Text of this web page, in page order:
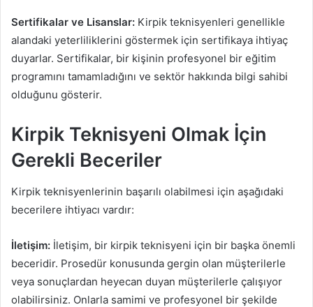
Sertifikalar ve Lisanslar: Kirpik teknisyenleri genellikle
alandaki yeterliliklerini göstermek için sertifikaya ihtiyaç
duyarlar. Sertifikalar, bir kişinin profesyonel bir eğitim
programını tamamladığını ve sektör hakkında bilgi sahibi
olduğunu gösterir.
Kirpik Teknisyeni Olmak İçin
Gerekli Beceriler
Kirpik teknisyenlerinin başarılı olabilmesi için aşağıdaki
becerilere ihtiyacı vardır:
İletişim: İletişim, bir kirpik teknisyeni için bir başka önemli
beceridir. Prosedür konusunda gergin olan müşterilerle
veya sonuçlardan heyecan duyan müşterilerle çalışıyor
olabilirsiniz. Onlarla samimi ve profesyonel bir şekilde